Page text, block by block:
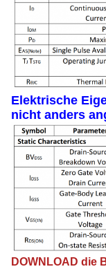
Elektrische
nicht anders
DOWNLOAD die